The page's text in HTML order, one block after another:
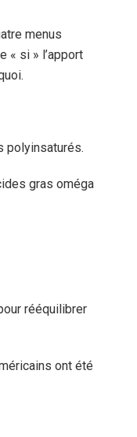
menus
« si » l’apport
polyinsaturés.
gras oméga
rééquilibrer
ont été